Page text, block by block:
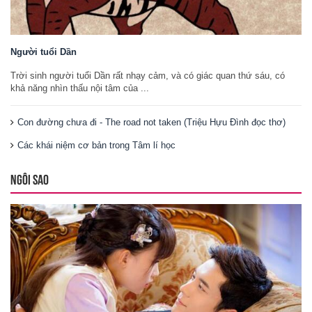
Người tuổi Dần
Trời sinh người tuổi Dần rất nhạy cảm, và có giác quan thứ sáu, có
khả năng nhìn thấu nội tâm của ...
Con đường chưa đi - The road not taken (Triệu Hựu Đình đọc thơ)
Các khái niệm cơ bản trong Tâm lí học
NGÔI SAO